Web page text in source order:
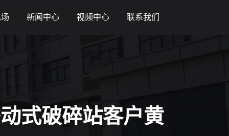
新闻中心 视频中心 联系我们
式破碎站客户黄